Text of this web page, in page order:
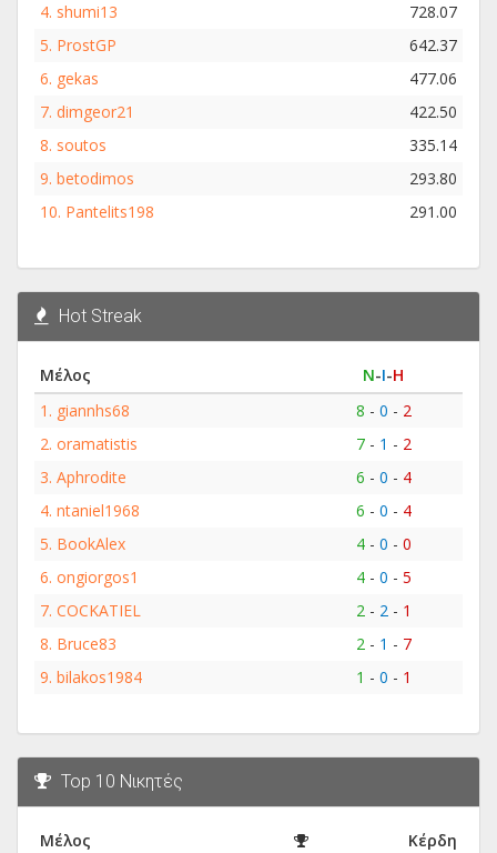
4. shumi13
728.07
5. ProstGP
642.37
6. gekas
477.06
7. dimgeor21
422.50
8. soutos
335.14
9. betodimos
293.80
10. Pantelits198 291.00
Hot Streak
Μέλος Ν-Ι-Η
1. giannhs68 8 - 0 - 2
2. oramatistis 7- 1 - 2
3. Aphrodite 6 - 0 - 4
4. ntaniel1968 6 - 0 - 4
5. BookAlex 4- 0 - 0
6. ongiorgos1 4- 0 - 5
7. COCKATIEL 2- 2- 1
8. Bruce83 2- 1 - 7
9. bilakos1984 1 - 0 - 1
Top 10 Νικητές
Μέλος
Κέρδη